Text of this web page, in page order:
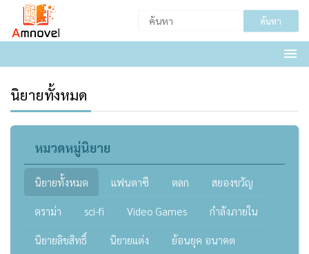
ค้นหา
นิยายทั้งหมด
หมวดหมู่นิยาย
นิยายทั้งหมด แฟนตาซี ตลก สยองขวัญ
ดราม่า sci-fi Video Games กำลังภายใน
นิยายลิขสิทธิ์ นิยายแต่ง ย้อนยุค อนาคต